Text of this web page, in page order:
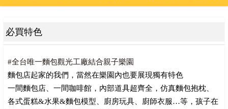
必買特色
#全台唯一麵包觀光工廠結合親子樂園
麵包店起家的我們，當然在樂園內也要展現獨有特色
一間麵包店、一間咖啡館，內部道具超齊全，仿真麵包抱枕、
各式蛋糕&水果&麵包模型、廚房玩具、廚師衣服…等，孩子在